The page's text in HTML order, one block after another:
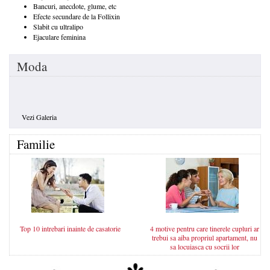
Bancuri, anecdote, glume, etc
Efecte secundare de la Follixin
Slabit cu ultralipo
Ejaculare feminina
Moda
Vezi Galeria
Familie
Top 10 intrebari inainte de casatorie
4 motive pentru care tinerele cupluri ar
trebui sa aiba propriul apartament, nu
sa locuiasca cu socrii lor